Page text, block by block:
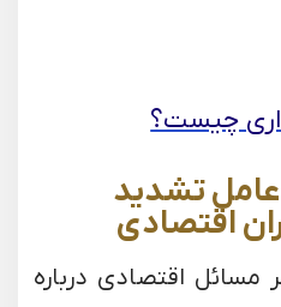
چیست؟
عامل تشدید
اقتصادی
مسائل اقتصادی درباره